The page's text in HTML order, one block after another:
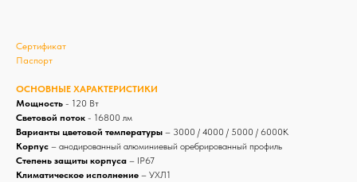
Сертификат
Паспорт
ОСНОВНЫЕ ХАРАКТЕРИСТИКИ
Мощность - 120 Вт
Световой поток - 16800 лм
Варианты цветовой температуры – 3000 / 4000 / 5000 / 6000К
Корпус – анодированный алюминиевый оребрированный профиль
Степень защиты корпуса – IP67
Климатическое исполнение – УХЛ1